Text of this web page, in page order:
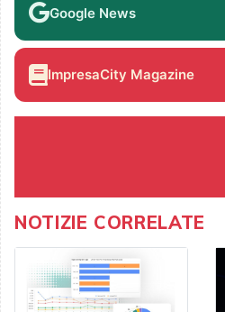
Google News
ImpresaCity Magazine
NOTIZIE CORRELATE